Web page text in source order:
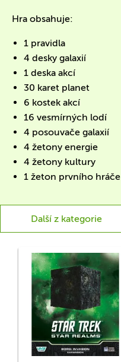
Hra obsahuje:
1 pravidla
4 desky galaxií
1 deska akcí
30 karet planet
6 kostek akcí
16 vesmírných lodí
4 posouvače galaxií
4 žetony energie
4 žetony kultury
1 žeton prvního hráče
Další z kategorie